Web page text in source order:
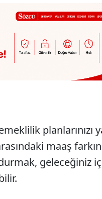
planlarınızı
maaş
geleceğiniz